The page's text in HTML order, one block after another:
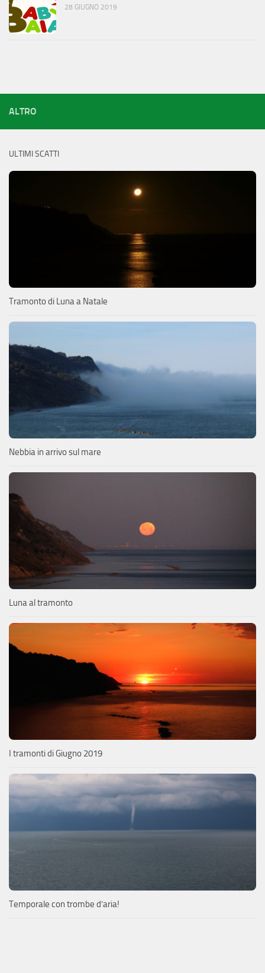
28 GIUGNO 2019
ALTRO
ULTIMI SCATTI
Tramonto di Luna a Natale
Nebbia in arrivo sul mare
Luna al tramonto
I tramonti di Giugno 2019
Temporale con trombe d’aria!